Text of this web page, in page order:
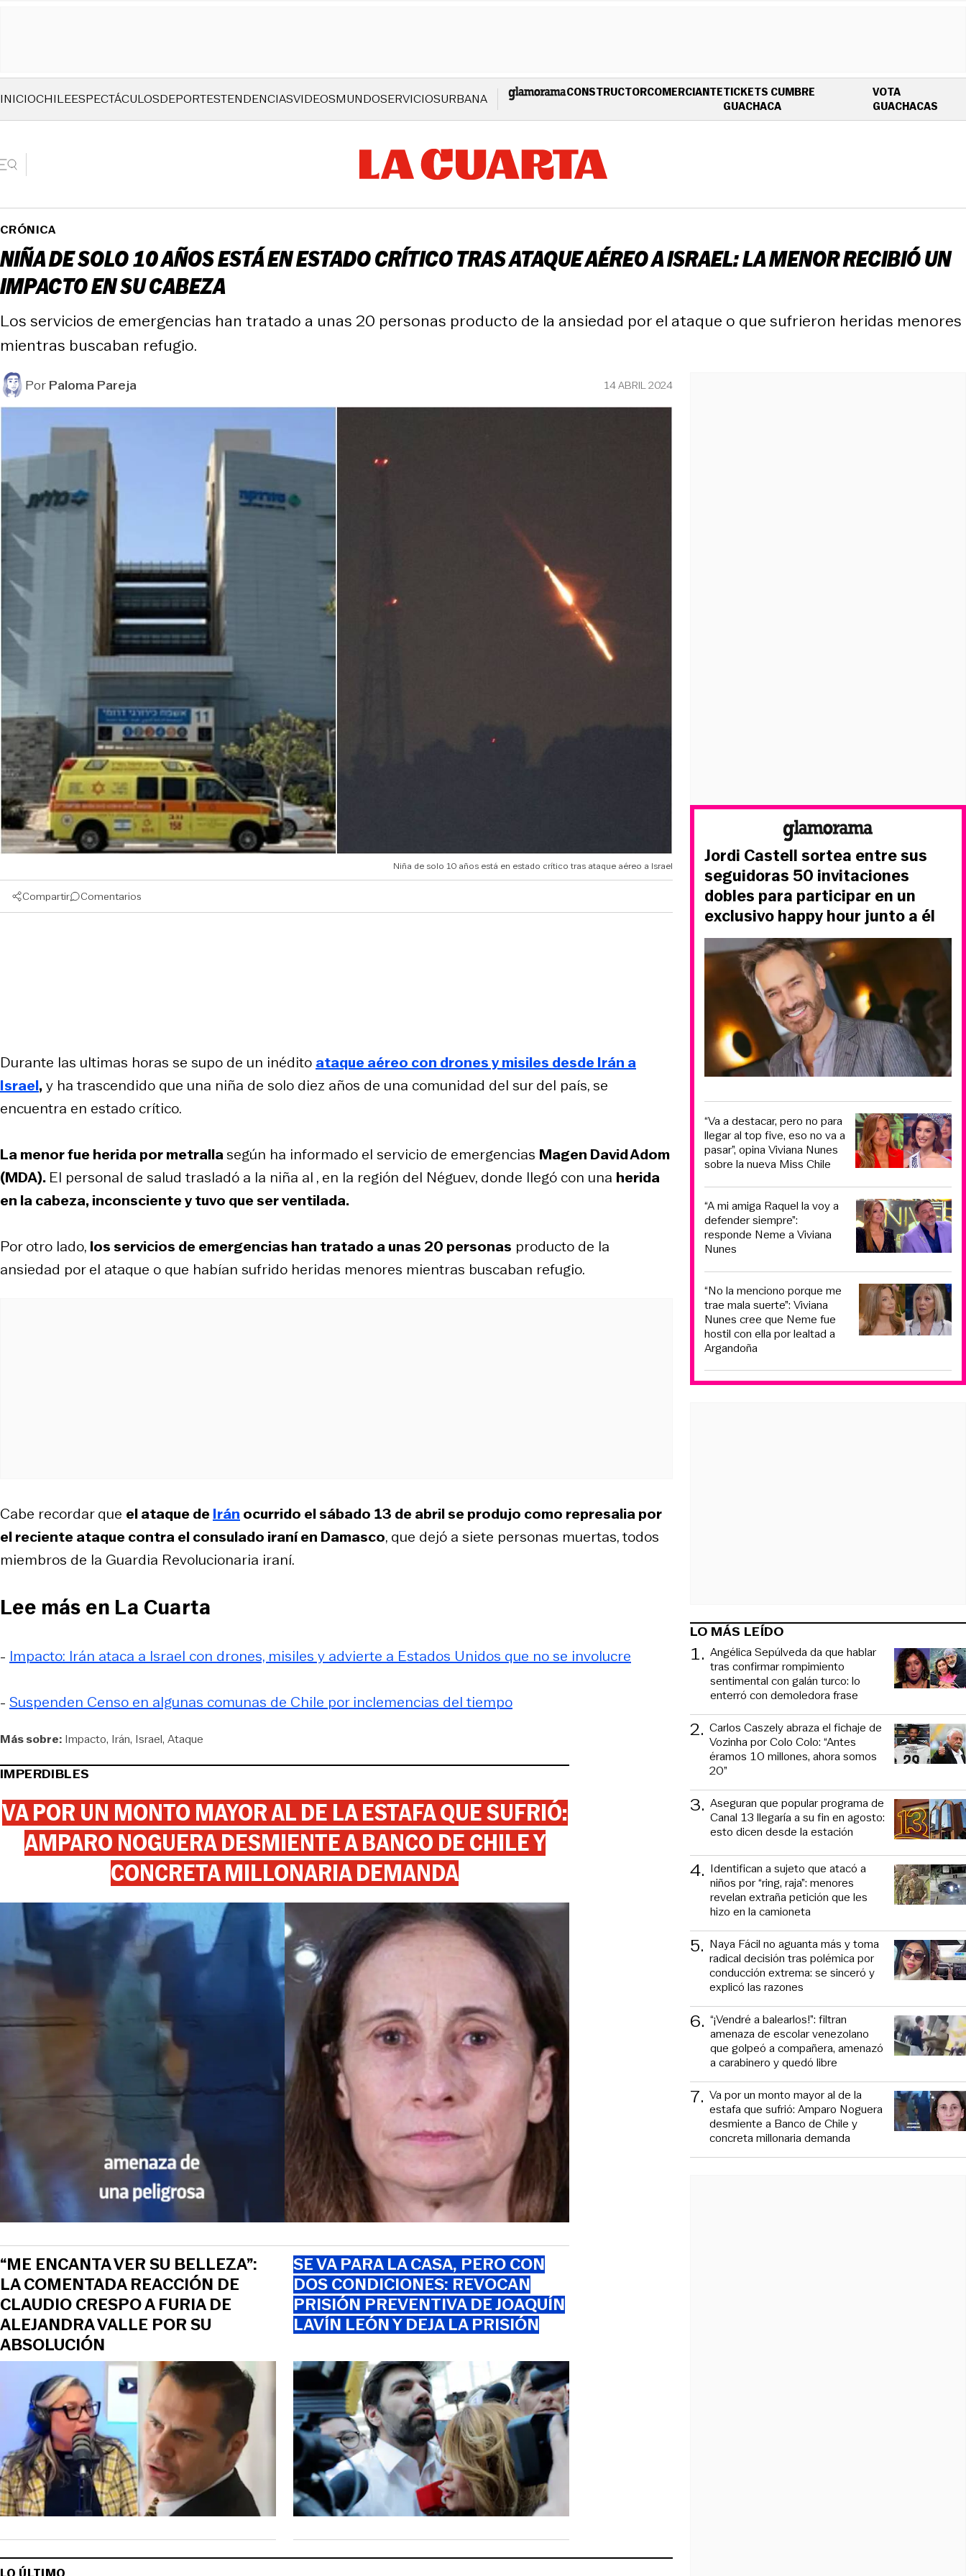
INICIOCHILEESPECTÁCULOSDEPORTESTENDENCIASVIDEOSMUNDOSERVICIOSURBANA CONSTRUCTORCOMERCIANTETICKETS CUMBRE
GUACHACAOPENS IN NEW WINDOW
VOTA
GUACHACAS
CRÓNICA
NIÑA DE SOLO 10 AÑOS ESTÁ EN ESTADO CRÍTICO TRAS ATAQUE AÉREO A ISRAEL: LA MENOR RECIBIÓ UN
IMPACTO EN SU CABEZA
Los servicios de emergencias han tratado a unas 20 personas producto de la ansiedad por el ataque o que sufrieron heridas menores
mientras buscaban refugio.
PorPaloma Pareja 14 ABRIL 2024
Niña de solo 10 años está en estado crítico tras ataque aéreo a Israel
Compartir Comentarios
Durante las ultimas horas se supo de un inédito ataque aéreo con drones y misiles desde Irán a
Israel,y ha trascendido que una niña de solo diez años de una comunidad del sur del país, se
encuentra en estado crítico.
La menor fue herida por metrallasegún ha informado el servicio de emergencias Magen David Adom
(MDA). El personal de salud trasladó a la niña al , en la región del Néguev, donde llegó con una herida
en la cabeza, inconsciente y tuvo que ser ventilada.
Por otro lado, los servicios de emergencias han tratado a unas 20 personas producto de la
ansiedad por el ataque o que habían sufrido heridas menores mientras buscaban refugio.
Cabe recordar que el ataque deIrán ocurrido el sábado 13 de abril se produjo como represalia por
el reciente ataque contra el consulado iraní en Damasco, que dejó a siete personas muertas, todos
miembros de la Guardia Revolucionaria iraní.
Lee más en La Cuarta
- Impacto: Irán ataca a Israel con drones, misiles y advierte a Estados Unidos que no se involucre
- Suspenden Censo en algunas comunas de Chile por inclemencias del tiempo
Más sobre: Impacto Irán Israel Ataque
IMPERDIBLES
VA POR UN MONTO MAYOR AL DE LA ESTAFA QUE SUFRIÓ:
AMPARO NOGUERA DESMIENTE A BANCO DE CHILE Y
CONCRETA MILLONARIA DEMANDA
“ME ENCANTA VER SU BELLEZA”:
LA COMENTADA REACCIÓN DE
CLAUDIO CRESPO A FURIA DE
ALEJANDRA VALLE POR SU
ABSOLUCIÓN
SE VA PARA LA CASA, PERO CON
DOS CONDICIONES: REVOCAN
PRISIÓN PREVENTIVA DE JOAQUÍN
LAVÍN LEÓN Y DEJA LA PRISIÓN
Jordi Castell sortea entre sus
seguidoras 50 invitaciones
dobles para participar en un
exclusivo happy hour junto a él
“Va a destacar, pero no para
llegar al top five, eso no va a
pasar”, opina Viviana Nunes
sobre la nueva Miss Chile
“A mi amiga Raquel la voy a
defender siempre”:
responde Neme a Viviana
Nunes
“No la menciono porque me
trae mala suerte”: Viviana
Nunes cree que Neme fue
hostil con ella por lealtad a
Argandoña
LO MÁS LEÍDO
1. Angélica Sepúlveda da que hablar
tras confirmar rompimiento
sentimental con galán turco: lo
enterró con demoledora frase
2. Carlos Caszely abraza el fichaje de
Vozinha por Colo Colo: “Antes
éramos 10 millones, ahora somos
20”
3. Aseguran que popular programa de
Canal 13 llegaría a su fin en agosto:
esto dicen desde la estación
4. Identifican a sujeto que atacó a
niños por “ring, raja”: menores
revelan extraña petición que les
hizo en la camioneta
5. Naya Fácil no aguanta más y toma
radical decisión tras polémica por
conducción extrema: se sinceró y
explicó las razones
6. “¡Vendré a balearlos!”: filtran
amenaza de escolar venezolano
que golpeó a compañera, amenazó
a carabinero y quedó libre
7. Va por un monto mayor al de la
estafa que sufrió: Amparo Noguera
desmiente a Banco de Chile y
concreta millonaria demanda